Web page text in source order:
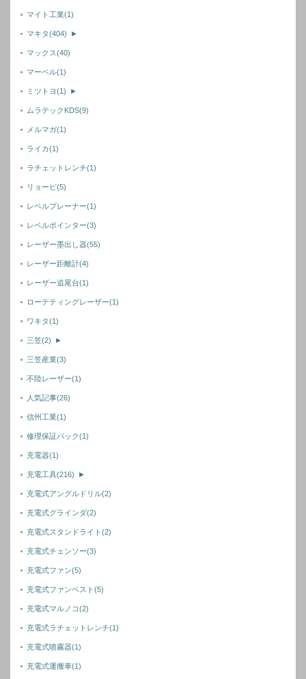
マイト工業(1)
マキタ(404) ►
マックス(40)
マーベル(1)
ミツトヨ(1) ►
ムラテックKDS(9)
メルマガ(1)
ライカ(1)
ラチェットレンチ(1)
リョービ(5)
レベルプレーナー(1)
レベルポインター(3)
レーザー墨出し器(55)
レーザー距離計(4)
レーザー追尾台(1)
ローテティングレーザー(1)
ワキタ(1)
三笠(2) ►
三笠産業(3)
不陸レーザー(1)
人気記事(26)
信州工業(1)
修理保証パック(1)
充電器(1)
充電工具(216) ►
充電式アングルドリル(2)
充電式グラインダ(2)
充電式スタンドライト(2)
充電式チェンソー(3)
充電式ファン(5)
充電式ファンベスト(5)
充電式マルノコ(2)
充電式ラチェットレンチ(1)
充電式噴霧器(1)
充電式運搬車(1)